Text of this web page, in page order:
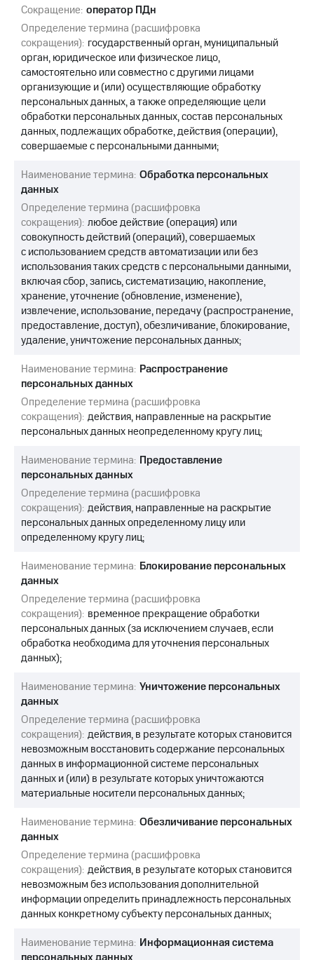
Сокращение: оператор ПДн
Определение термина (расшифровка
сокращения): государственный орган, муниципальный
орган, юридическое или физическое лицо,
самостоятельно или совместно с другими лицами
организующие и (или) осуществляющие обработку
персональных данных, а также определяющие цели
обработки персональных данных, состав персональных
данных, подлежащих обработке, действия (операции),
совершаемые с персональными данными;
Наименование термина: Обработка персональных
данных
Определение термина (расшифровка
сокращения): любое действие (операция) или
совокупность действий (операций), совершаемых
с использованием средств автоматизации или без
использования таких средств с персональными данными,
включая сбор, запись, систематизацию, накопление,
хранение, уточнение (обновление, изменение),
извлечение, использование, передачу (распространение,
предоставление, доступ), обезличивание, блокирование,
удаление, уничтожение персональных данных;
Наименование термина: Распространение
персональных данных
Определение термина (расшифровка
сокращения): действия, направленные на раскрытие
персональных данных неопределенному кругу лиц;
Наименование термина: Предоставление
персональных данных
Определение термина (расшифровка
сокращения): действия, направленные на раскрытие
персональных данных определенному лицу или
определенному кругу лиц;
Наименование термина: Блокирование персональных
данных
Определение термина (расшифровка
сокращения): временное прекращение обработки
персональных данных (за исключением случаев, если
обработка необходима для уточнения персональных
данных);
Наименование термина: Уничтожение персональных
данных
Определение термина (расшифровка
сокращения): действия, в результате которых становится
невозможным восстановить содержание персональных
данных в информационной системе персональных
данных и (или) в результате которых уничтожаются
материальные носители персональных данных;
Наименование термина: Обезличивание персональных
данных
Определение термина (расшифровка
сокращения): действия, в результате которых становится
невозможным без использования дополнительной
информации определить принадлежность персональных
данных конкретному субъекту персональных данных;
Наименование термина: Информационная система